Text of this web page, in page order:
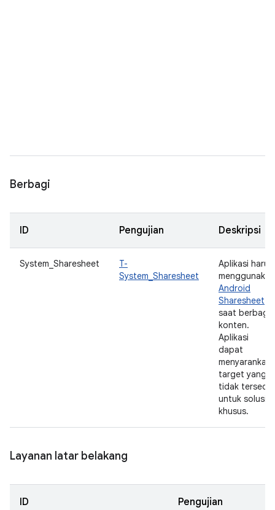
Berbagi
ID Pengujian Deskripsi
System_Sharesheet
T-
System_Sharesheet
Aplikasi harus
menggunakan
Android
Sharesheet
saat berbagi
konten.
Aplikasi
dapat
menyarankan
target yang
tidak tersedia
untuk solusi
khusus.
Layanan latar belakang
ID Pengujian